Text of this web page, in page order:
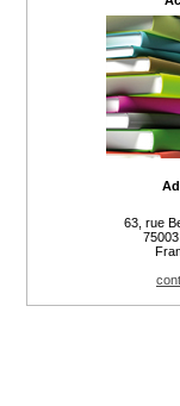
63, rue